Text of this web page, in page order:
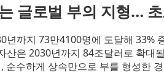
글로벌 부의 지형…
년까지 73만4100명에 도달해 33%
산은 2030년까지 84조달러로 확대
순수하게 상속만으로 부를 형성한